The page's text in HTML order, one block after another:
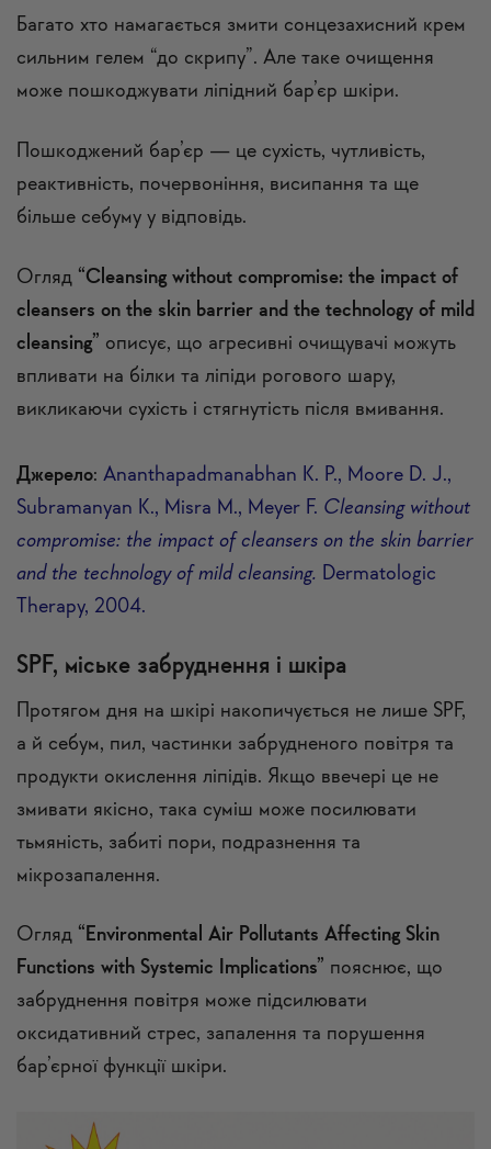
Багато хто намагається змити сонцезахисний крем
сильним гелем “до скрипу”. Але таке очищення
може пошкоджувати ліпідний бар’єр шкіри.
Пошкоджений бар’єр — це сухість, чутливість,
реактивність, почервоніння, висипання та ще
більше себуму у відповідь.
Огляд “Cleansing without compromise: the impact of
cleansers on the skin barrier and the technology of mild
cleansing” описує, що агресивні очищувачі можуть
впливати на білки та ліпіди рогового шару,
викликаючи сухість і стягнутість після вмивання.
Джерело: Ananthapadmanabhan K. P., Moore D. J.,
Subramanyan K., Misra M., Meyer F. Cleansing without
compromise: the impact of cleansers on the skin barrier
and the technology of mild cleansing. Dermatologic
Therapy, 2004.
SPF, міське забруднення і шкіра
Протягом дня на шкірі накопичується не лише SPF,
а й себум, пил, частинки забрудненого повітря та
продукти окислення ліпідів. Якщо ввечері це не
змивати якісно, така суміш може посилювати
тьмяність, забиті пори, подразнення та
мікрозапалення.
Огляд “Environmental Air Pollutants Affecting Skin
Functions with Systemic Implications” пояснює, що
забруднення повітря може підсилювати
оксидативний стрес, запалення та порушення
бар’єрної функції шкіри.